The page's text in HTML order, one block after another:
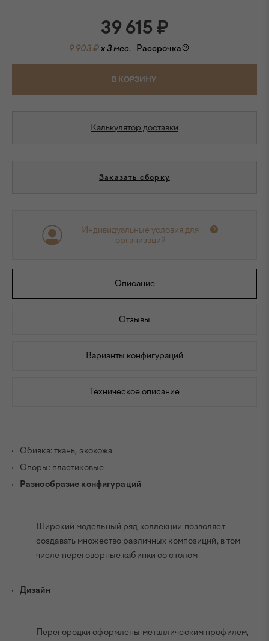
39 615 ₽
9 903 ₽x 3 мес. Рассрочка
В КОРЗИНУ
Калькулятор доставки
Заказать сборку
Индивидуальные условия для
организаций
Описание
Отзывы
Варианты конфигураций
Техническое описание
Обивка: ткань, экокожа
Опоры: пластиковые
Разнообразие конфигураций
Широкий модельный ряд коллекции позволяет
создавать множество различных композиций, в том
числе переговорные кабинки со столом
Дизайн
Перегородки оформлены металлическим профилем,